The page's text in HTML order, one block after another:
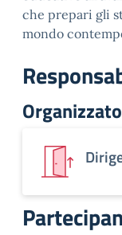
che prepari gli
mondo